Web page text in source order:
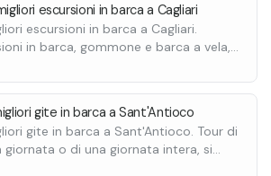
escursioni in barca a Cagliari
escursioni in barca a Cagliari.
in barca, gommone e barca a vela,
gite in barca a Sant'Antioco
gite in barca a Sant'Antioco. Tour di
giornata o di una giornata intera, si